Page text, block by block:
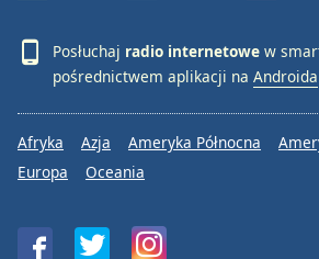
Posłuchaj radio internetowe w
pośrednictwem aplikacji na Androida
Afryka Azja Ameryka Północna
Europa
Oceania